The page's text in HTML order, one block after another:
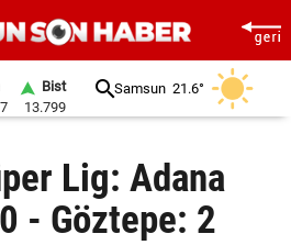
Bist
13.799
Samsun 21.6°
Lig: Adana
- Göztepe: 2